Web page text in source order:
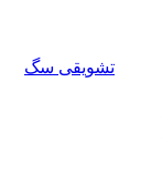
تشویقی سگ